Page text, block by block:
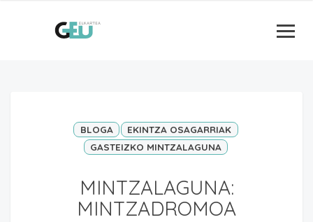
BLOGA
EKINTZA OSAGARRIAK
GASTEIZKO MINTZALAGUNA
MINTZALAGUNA:
MINTZADROMOA